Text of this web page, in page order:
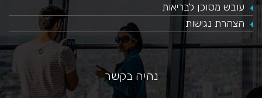
עובש מסוכן לבריאות
הצהרת נגישות
נהיה בקשר